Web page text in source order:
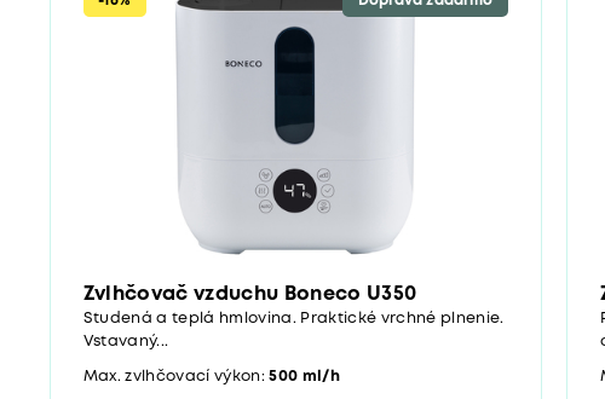
Zvlhčovač vzduchu Boneco U350
Studená a teplá hmlovina. Praktické vrchné plnenie.
Vstavaný...
Max. zvlhčovací výkon:500 ml/h